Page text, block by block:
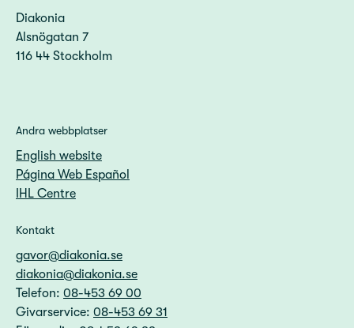
Diakonia
Alsnögatan 7
116 44 Stockholm
Andra webbplatser
English website
Página Web Español
IHL Centre
Kontakt
gavor@diakonia.se
diakonia@diakonia.se
Telefon: 08-453 69 00
Givarservice: 08-453 69 31